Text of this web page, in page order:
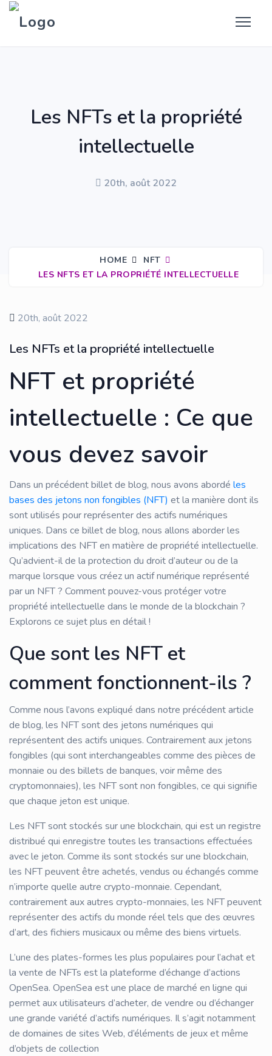
Les NFTs et la propriété
intellectuelle
20th, août 2022
HOME
NFT
LES NFTS ET LA PROPRIÉTÉ INTELLECTUELLE
20th, août 2022
Les NFTs et la propriété intellectuelle
NFT et propriété
intellectuelle : Ce que
vous devez savoir
Dans un précédent billet de blog, nous avons abordé les
bases des jetons non fongibles (NFT) et la manière dont ils
sont utilisés pour représenter des actifs numériques
uniques. Dans ce billet de blog, nous allons aborder les
implications des NFT en matière de propriété intellectuelle.
Qu’advient-il de la protection du droit d’auteur ou de la
marque lorsque vous créez un actif numérique représenté
par un NFT ? Comment pouvez-vous protéger votre
propriété intellectuelle dans le monde de la blockchain ?
Explorons ce sujet plus en détail !
Que sont les NFT et
comment fonctionnent-ils ?
Comme nous l’avons expliqué dans notre précédent article
de blog, les NFT sont des jetons numériques qui
représentent des actifs uniques. Contrairement aux jetons
fongibles (qui sont interchangeables comme des pièces de
monnaie ou des billets de banques, voir même des
cryptomonnaies), les NFT sont non fongibles, ce qui signifie
que chaque jeton est unique.
Les NFT sont stockés sur une blockchain, qui est un registre
distribué qui enregistre toutes les transactions effectuées
avec le jeton. Comme ils sont stockés sur une blockchain,
les NFT peuvent être achetés, vendus ou échangés comme
n’importe quelle autre crypto-monnaie. Cependant,
contrairement aux autres crypto-monnaies, les NFT peuvent
représenter des actifs du monde réel tels que des œuvres
d’art, des fichiers musicaux ou même des biens virtuels.
L’une des plates-formes les plus populaires pour l’achat et
la vente de NFTs est la plateforme d’échange d’actions
OpenSea. OpenSea est une place de marché en ligne qui
permet aux utilisateurs d’acheter, de vendre ou d’échanger
une grande variété d’actifs numériques. Il s’agit notamment
de domaines de sites Web, d’éléments de jeux et même
d’objets de collection